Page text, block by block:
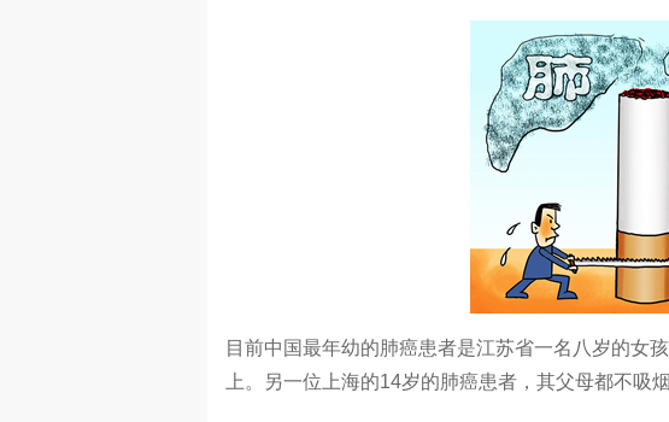
目前中国最年幼的肺癌患者是江苏省一名八岁的女
上。另一位上海的14岁的肺癌患者，其父母都不吸